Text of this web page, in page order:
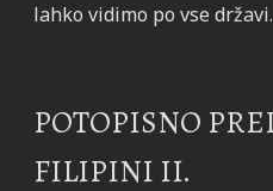
lahko vidimo po vse
POTOPISNO
FILIPINI II.